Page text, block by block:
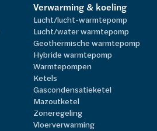
Verwarming & koeling
Lucht/lucht-warmtepomp
Lucht/water warmtepomp
Geothermische warmtepomp
Hybride warmtepomp
Warmtepompen
Ketels
Gascondensatieketel
Mazoutketel
Zoneregeling
Vloerverwarming